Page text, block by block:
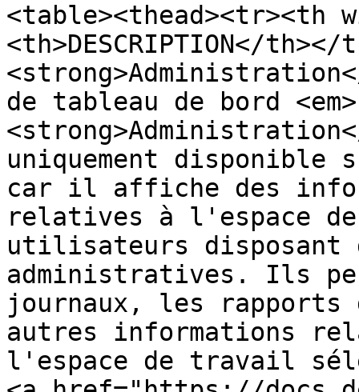
<table><thead><tr><th
<th>DESCRIPTION</
de tableau de bord <em>
uniquement
car il affiche des
relatives à l'espace
utilisateurs disposant
administratives. Ils
journaux, les
autres informations
l'espace de travail